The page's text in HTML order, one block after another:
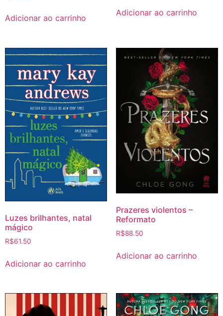
Adicionar ao carrinho
Adicionar ao carrinho
Luzes brilhantes, natal
mágico
R$61.50
Adicionar ao carrinho
Prazeres violentos –
Reformato
R$88.50
Adicionar ao carrinho